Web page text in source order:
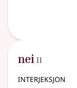
nei 2
II
interjeksjon